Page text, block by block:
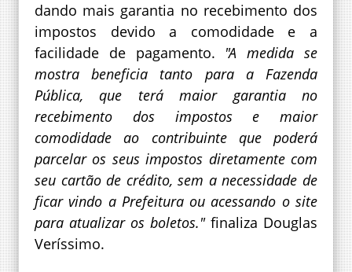
dando mais garantia no recebimento dos
impostos devido a comodidade e a
facilidade de pagamento. "A medida se
mostra beneficia tanto para a Fazenda
Pública, que terá maior garantia no
recebimento dos impostos e maior
comodidade ao contribuinte que poderá
parcelar os seus impostos diretamente com
seu cartão de crédito, sem a necessidade de
ficar vindo a Prefeitura ou acessando o site
para atualizar os boletos."finaliza Douglas
Veríssimo.